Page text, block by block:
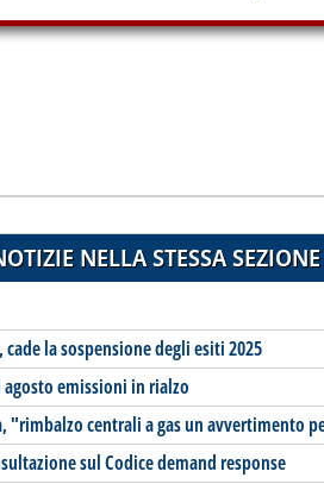
NELLA STESSA SEZIONE
la sospensione degli esiti 2025
agosto emissioni in rialzo
"rimbalzo centrali a gas un avvertimento
sul Codice demand response